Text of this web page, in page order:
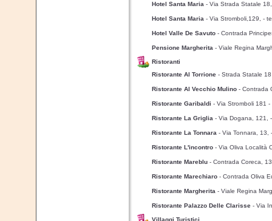
Hotel Santa Maria - Via Strada Statale
Hotel Santa Maria - Via Stromboli,129, -
Hotel Valle De Savuto - Contrada
Pensione Margherita - Viale Regina
Ristoranti
Ristorante Al Torrione - Strada Statale
Ristorante Al Vecchio Mulino - Contrada
Ristorante Garibaldi - Via Stromboli 181 -
Ristorante La Griglia - Via Dogana, 121,
Ristorante La Tonnara - Via Tonnara, 13,
Ristorante L'incontro - Via Oliva Località
Ristorante Mareblu - Contrada Coreca,
Ristorante Marechiaro - Contrada Oliva
Ristorante Margherita - Viale Regina
Ristorante Palazzo Delle Clarisse - Via
Villaggi Turistici